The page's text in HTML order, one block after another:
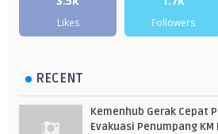
Likes Followers
RECENT
Kemenhub Gerak Cepat
Evakuasi Penumpang